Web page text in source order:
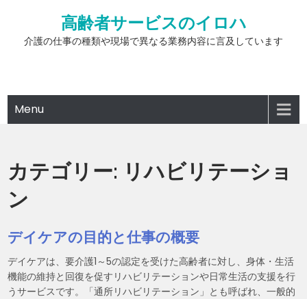
content
高齢者サービスのイロハ
介護の仕事の種類や現場で異なる業務内容に言及しています
Menu
カテゴリー: リハビリテーショ
ン
デイケアの目的と仕事の概要
デイケアは、要介護1～5の認定を受けた高齢者に対し、身体・生活
機能の維持と回復を促すリハビリテーションや日常生活の支援を行
うサービスです。「通所リハビリテーション」とも呼ばれ、一般的